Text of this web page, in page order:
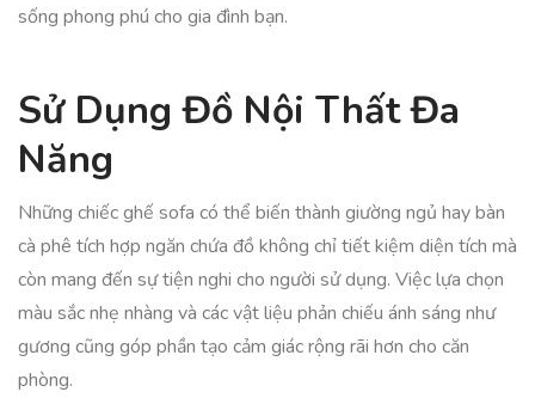
sống phong phú cho gia đình bạn.
Sử Dụng Đồ Nội Thất Đa
Năng
Những chiếc ghế sofa có thể biến thành giường ngủ hay bàn
cà phê tích hợp ngăn chứa đồ không chỉ tiết kiệm diện tích mà
còn mang đến sự tiện nghi cho người sử dụng. Việc lựa chọn
màu sắc nhẹ nhàng và các vật liệu phản chiếu ánh sáng như
gương cũng góp phần tạo cảm giác rộng rãi hơn cho căn
phòng.